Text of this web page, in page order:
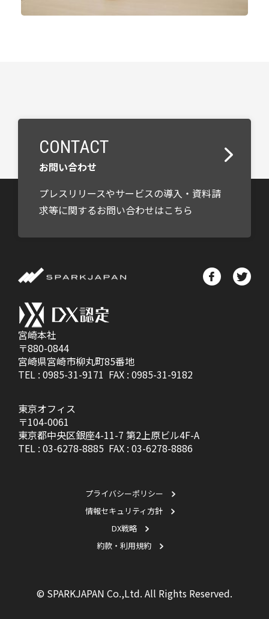
CONTACT
お問い合わせ
プレスリリースやサービスの導入・資料請
求等に関するお問い合わせはこちら
宮崎本社
〒880-0844
宮崎県宮崎市柳丸町85番地
TEL : 0985-31-9171 FAX : 0985-31-9182
東京オフィス
〒104-0061
東京都中央区銀座4-11-7 第2上原ビル4F-A
TEL : 03-6278-8885 FAX : 03-6278-8886
プライバシーポリシー
情報セキュリティ方針
DX戦略
約款・利用規約
© SPARKJAPAN Co.,Ltd. All Rights Reserved.